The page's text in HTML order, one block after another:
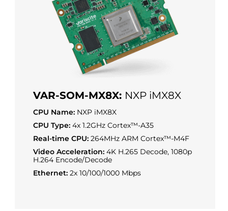
VAR-SOM-MX8X: NXP iMX8X
CPU Name: NXP iMX8X
CPU Type: 4x 1.2GHz Cortex™-A35
Real-time CPU: 264MHz ARM Cortex™-M4F
Video Acceleration: 4K H.265 Decode, 1080p
H.264 Encode/Decode
Ethernet: 2x 10/100/1000 Mbps